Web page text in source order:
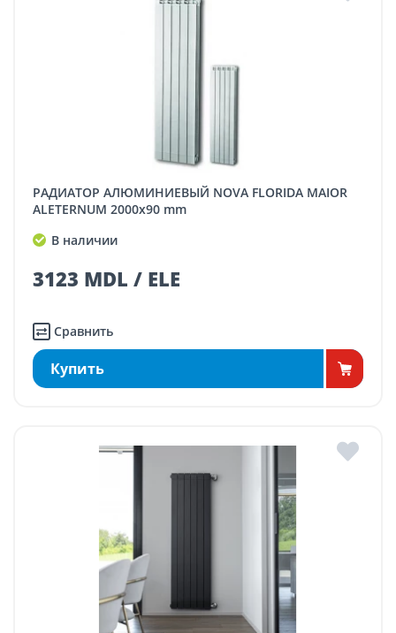
РАДИАТОР АЛЮМИНИЕВЫЙ NOVA FLORIDA MAIOR
ALETERNUM 2000x90 mm
В наличии
3123 MDL / ELE
Сравнить
Купить